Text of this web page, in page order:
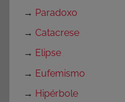
→ Paradoxo
→ Catacrese
→ Elipse
→ Eufemismo
→ Hipérbole